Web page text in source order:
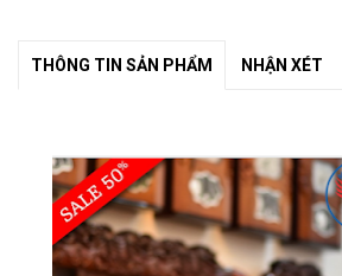
THÔNG TIN SẢN PHẨM NHẬN XÉT